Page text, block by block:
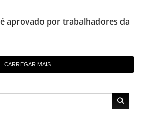
aprovado por trabalhadores da
CARREGAR MAIS